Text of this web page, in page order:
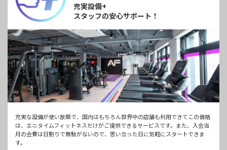
充実設備+
スタッフの安心サポート！
充実な設備が使い放題で、国内はもちろん世界中の店舗も利用できてこの価格
は、エニタイムフィットネスだけがご提供できるサービスです。また、入会当
月の会費は日割りで無駄がないので、思い立った日に気軽にスタートできま
す。